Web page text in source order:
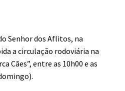
Senhor dos Aflitos, na
a circulação rodoviária na
Cães”, entre as 10h00 e as